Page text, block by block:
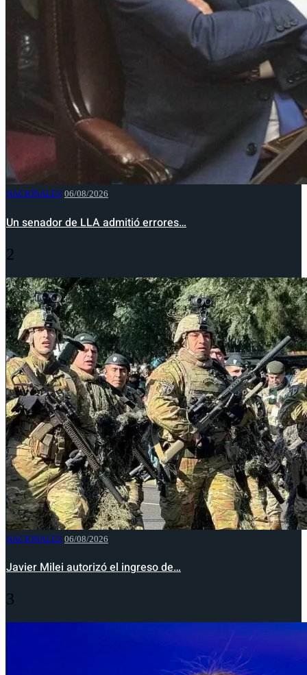
NACIONALES 06/08/2026
Un senador de LLA admitió errores…
2
NACIONALES 06/08/2026
Javier Milei autorizó el ingreso de…
3